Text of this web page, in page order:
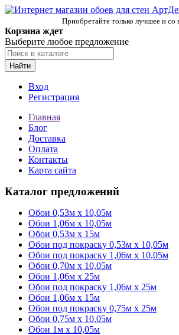
Приобретайте только лучшее и со
Корзина ждет
Выберите любое предложение
Найти
Вход
Регистрация
Главная
Блог
Доставка
Оплата
Контакты
Карта сайта
Каталог предложений
Обои 0,53м x 10,05м
Обои 1,06м х 10,05м
Обои 0,53м x 15м
Обои под покраску 0,53м x 10,05м
Обои под покраску 1,06м х 10,05м
Обои 0,70м x 10,05м
Обои 1,06м x 25м
Обои под покраску 1,06м x 25м
Обои 1,06м x 15м
Обои под покраску 0,75м x 25м
Обои 0,75м x 10,05м
Обои 1м х 10,05м